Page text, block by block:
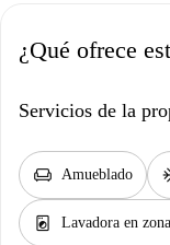
¿Qué ofrece
Servicios de la
chair Amueblado
local_laundry_service Lavadora en